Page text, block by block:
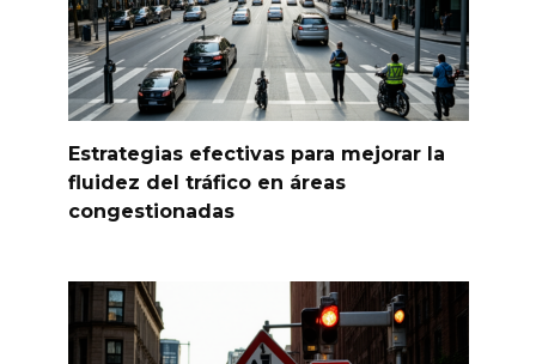
Estrategias efectivas para mejorar la
fluidez del tráfico en áreas
congestionadas